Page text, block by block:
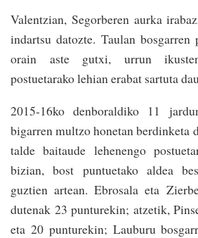
Valentzian, Segorberen aurka
indartsu datozte. Taulan
orain aste gutxi, urrun
postuetarako lehian erabat sartuta
2015-16ko denboraldiko 11
bigarren multzo honetan berdinketa
talde baitaude lehenengo
bizian, bost puntuetako aldea
guztien artean. Ebrosala eta
dutenak 23 punturekin; atzetik,
eta 20 punturekin; Lauburu